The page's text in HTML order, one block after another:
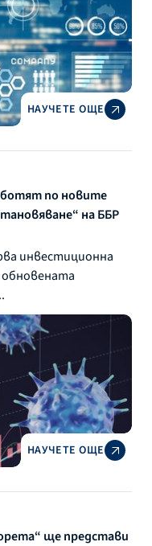
НАУЧЕТЕ ОЩЕ
по новите
на ББР
инвестиционна
НАУЧЕТЕ ОЩЕ
ще представи